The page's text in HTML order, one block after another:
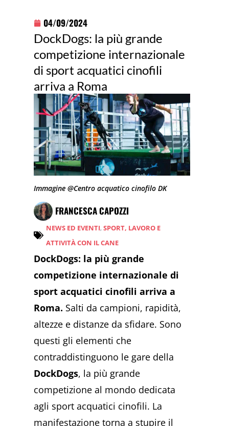
04/09/2024
DockDogs: la più grande
competizione internazionale
di sport acquatici cinofili
arriva a Roma
Immagine @Centro acquatico cinofilo DK
FRANCESCA CAPOZZI
NEWS ED EVENTI,SPORT, LAVORO E
ATTIVITÀ CON IL CANE
DockDogs: la più grande
competizione internazionale di
sport acquatici cinofili arriva a
Roma. Salti da campioni, rapidità,
altezze e distanze da sfidare. Sono
questi gli elementi che
contraddistinguono le gare della
DockDogs, la più grande
competizione al mondo dedicata
agli sport acquatici cinofili. La
manifestazione torna a stupire il